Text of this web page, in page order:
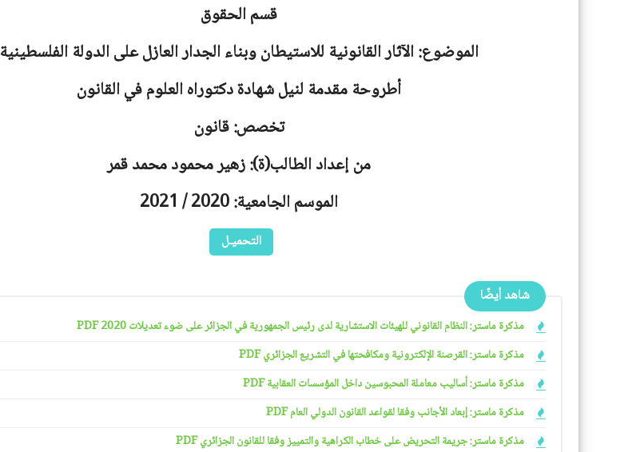
قسم الحقوق
الموضوع: الآثار القانونية للاستيطان وبناء الجدار العازل على الدولة الفلسطينية
أطروحة مقدمة لنيل شهادة دكتوراه العلوم في القانون
تخصص: قانون
من إعداد الطالب(ة): زهير محمود محمد قمر
الموسم الجامعية: 2020 / 2021
التحميـل
شاهد أيضًا
مذكرة ماستر: النظام القانوني للهيئات الاستشارية لدى رئيس الجمهورية في الجزائر على ضوء تعديلات 2020 PDF
مذكرة ماستر: القرصنة الإلكترونية ومكافحتها في التشريع الجزائري PDF
مذكرة ماستر: أساليب معاملة المحبوسين داخل المؤسسات العقابية PDF
مذكرة ماستر: إبعاد الأجانب وفقا لقواعد القانون الدولي العام PDF
مذكرة ماستر: جريمة التحريض على خطاب الكراهية والتمييز وفقا للقانون الجزائري PDF